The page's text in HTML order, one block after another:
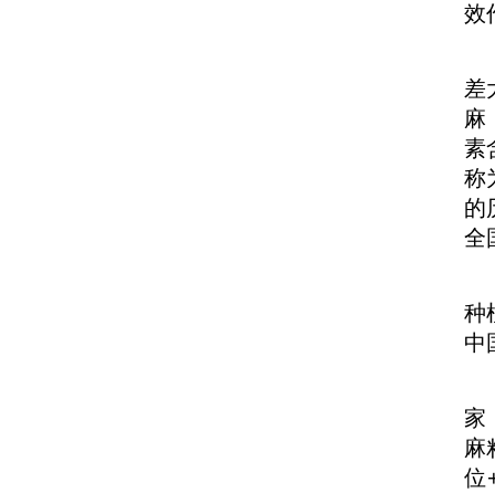
效
差
麻
素
称
的
全
种
中
家
麻
位